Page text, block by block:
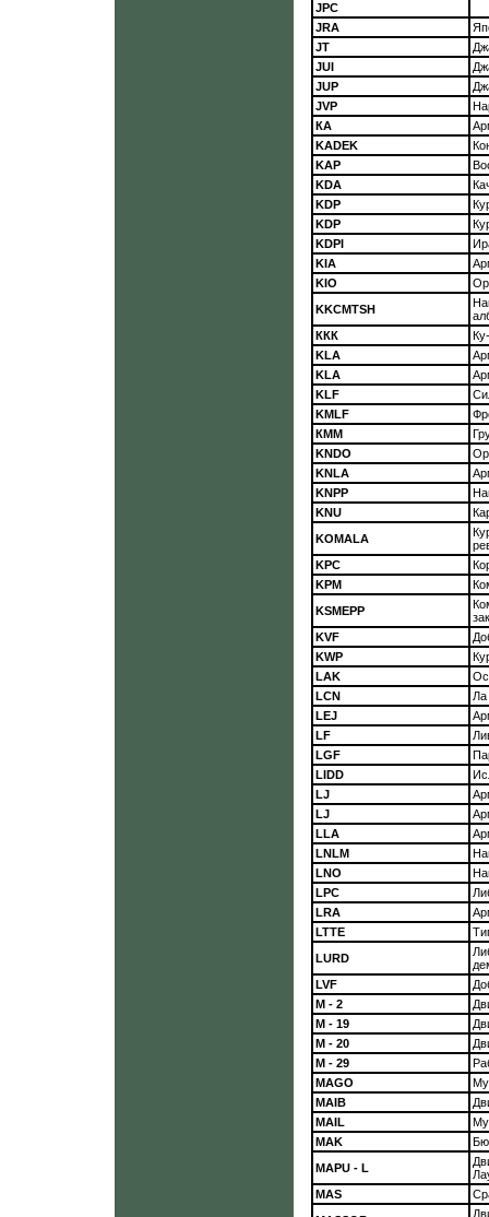
JPC
JRA
JT
JUI
JUP
JVP
КА
KADEK
KAP
KDA
KDP
KDP
KDPI
KIA
KIO
KKCMTSH
ККК
KLA
KLA
KLF
KMLF
КММ
KNDO
KNLA
KNPP
KNU
KOMALA
KPC
KPM
KSMEPP
KVF
KWP
LAK
LCN
Ла
LEJ
LF
LGF
LIDD
LJ
LJ
LLA
LNLM
LNO
LPC
LRA
LTTE
LURD
LVF
М - 2
M - 19
М - 20
M - 29
MAGO
MAIB
MAIL
MAK
MAPU - L
MAS